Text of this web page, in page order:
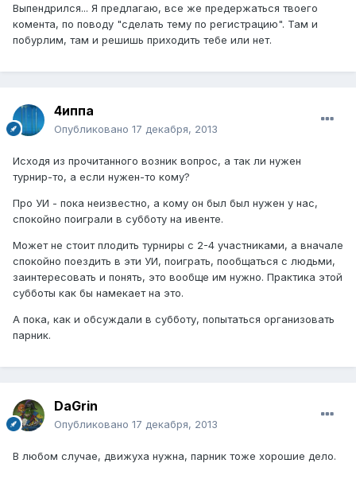
Выпендрился... Я предлагаю, все же предержаться твоего
комента, по поводу "сделать тему по регистрацию". Там и
побурлим, там и решишь приходить тебе или нет.
4иппа
Опубликовано 17 декабря, 2013
Исходя из прочитанного возник вопрос, а так ли нужен
турнир-то, а если нужен-то кому?
Про УИ - пока неизвестно, а кому он был был нужен у нас,
спокойно поиграли в субботу на ивенте.
Может не стоит плодить турниры с 2-4 участниками, а вначале
спокойно поездить в эти УИ, поиграть, пообщаться с людьми,
заинтересовать и понять, это вообще им нужно. Практика этой
субботы как бы намекает на это.
А пока, как и обсуждали в субботу, попытаться организовать
парник.
DaGrin
Опубликовано 17 декабря, 2013
В любом случае, движуха нужна, парник тоже хорошие дело.